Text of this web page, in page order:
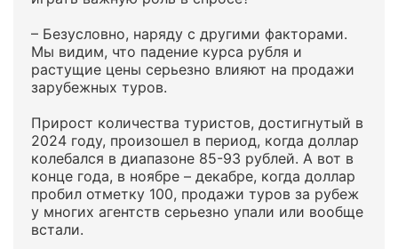
– Безусловно, наряду с другими факторами.
Мы видим, что падение курса рубля и
растущие цены серьезно влияют на продажи
зарубежных туров.
Прирост количества туристов, достигнутый в
2024 году, произошел в период, когда доллар
колебался в диапазоне 85-93 рублей. А вот в
конце года, в ноябре – декабре, когда доллар
пробил отметку 100, продажи туров за рубеж
у многих агентств серьезно упали или вообще
встали.